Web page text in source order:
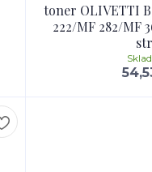
toner OLIVETTI
222/MF 282/MF